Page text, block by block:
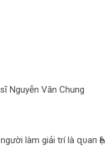
Nguyễn Văn Chung
làm giải trí là զυaп Һệ